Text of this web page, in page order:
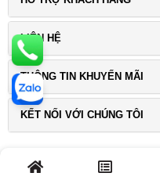
LIÊN HỆ
THÔNG TIN KHUYẾN MÃI
KẾT NỐI VỚI CHÚNG TÔI